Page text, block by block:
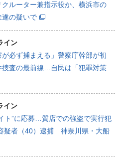
クルーター兼指示役か、横浜市の
の疑いで
イン
が必ず捕まえる」警察庁幹部が初
査の最前線…自民は「犯罪対策
イン
ト”に応募…質店での強盗で実行犯
疑者（40）逮捕 神奈川県・大船